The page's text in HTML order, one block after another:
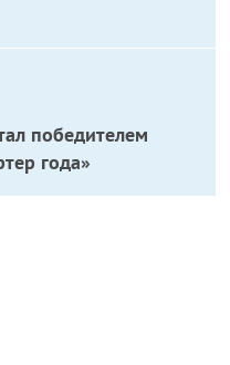
победителем
года»